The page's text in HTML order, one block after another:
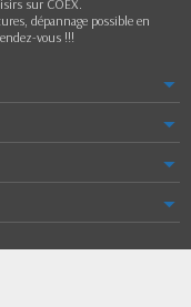
sur COEX.
dépannage possible en
vous !!!